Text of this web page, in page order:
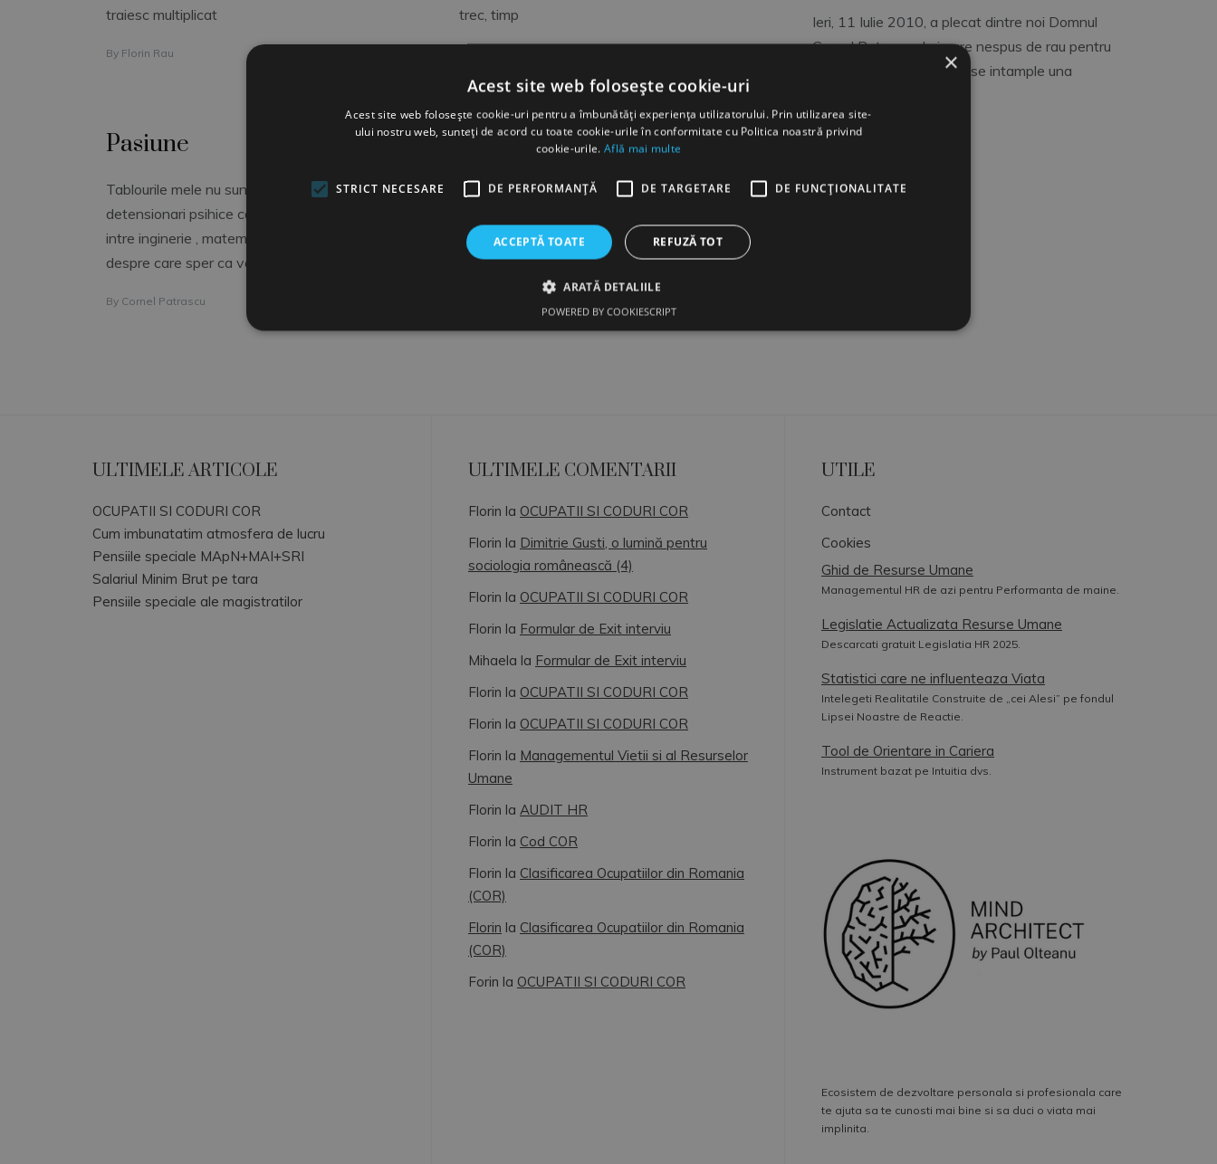
traiesc multiplicat
By Florin Rau
trec, timp
Ieri, 11 Iulie 2010, a plecat dintre noi Domnul
Cornel Patrascu. Imi pare nespus de rau pentru
ca Dumnezeu a lasat sa se intample una
By Florin Rau
Pasiune
Tablourile mele nu sunt decat niste
detensionari psihice care sa aduca un echilibru
intre inginerie , matematica si alte preocupari
despre care sper ca vom
By Cornel Patrascu
ULTIMELE ARTICOLE
OCUPATII SI CODURI COR
Cum imbunatatim atmosfera de lucru
Pensiile speciale MApN+MAI+SRI
Salariul Minim Brut pe tara
Pensiile speciale ale magistratilor
ULTIMELE COMENTARII
Florin la OCUPATII SI CODURI COR
Florin la Dimitrie Gusti, o lumină pentru
sociologia românească (4)
Florin la OCUPATII SI CODURI COR
Florin la Formular de Exit interviu
Mihaela la Formular de Exit interviu
Florin la OCUPATII SI CODURI COR
Florin la OCUPATII SI CODURI COR
Florin la Managementul Vietii si al Resurselor
Umane
Florin la AUDIT HR
Florin la Cod COR
Florin la Clasificarea Ocupatiilor din Romania
(COR)
Florin la Clasificarea Ocupatiilor din Romania
(COR)
Forin la OCUPATII SI CODURI COR
UTILE
Contact
Cookies
Ghid de Resurse Umane
Managementul HR de azi pentru Performanta de maine.
Legislatie Actualizata Resurse Umane
Descarcati gratuit Legislatia HR 2025.
Statistici care ne influenteaza Viata
Intelegeti Realitatile Construite de „cei Alesi” pe fondul
Lipsei Noastre de Reactie.
Tool de Orientare in Cariera
Instrument bazat pe Intuitia dvs.
Ecosistem de dezvoltare personala si profesionala care
te ajuta sa te cunosti mai bine si sa duci o viata mai
implinita.
×
Acest site web folosește cookie-uri
Acest site web folosește cookie-uri pentru a îmbunătăți experiența utilizatorului. Prin utilizarea site-
ului nostru web, sunteți de acord cu toate cookie-urile în conformitate cu Politica noastră privind
cookie-urile. Află mai multe
STRICT NECESARE DE PERFORMANȚĂ DE TARGETARE DE FUNCŢIONALITATE
ACCEPTĂ TOATE REFUZĂ TOT
ARATĂ DETALIILE
POWERED BY COOKIESCRIPT